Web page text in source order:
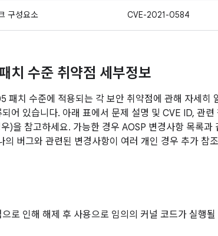
구성요소 CVE-2021-0584
수준 취약점 세부정보
치 수준에 적용되는 각 보안 취약점에 관해 자세히
어 있습니다. 아래 표에서 문제 설명 및 CVE ID, 관련
)을 참고하세요. 가능한 경우 AOSP 변경사항 목록과
의 버그와 관련된 변경사항이 여러 개인 경우 추가 참
로 인해 해제 후 사용으로 임의의 커널 코드가 실행